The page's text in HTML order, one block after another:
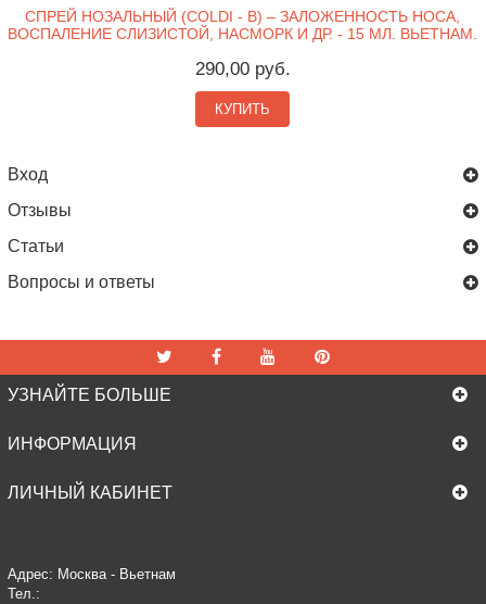
СПРЕЙ НОЗАЛЬНЫЙ (COLDI - B) – ЗАЛОЖЕННОСТЬ НОСА,
ВОСПАЛЕНИЕ СЛИЗИСТОЙ, НАСМОРК И ДР. - 15 МЛ. ВЬЕТНАМ.
290,00 руб.
КУПИТЬ
Вход
Отзывы
Статьи
Вопросы и ответы
УЗНАЙТЕ БОЛЬШЕ
ИНФОРМАЦИЯ
ЛИЧНЫЙ КАБИНЕТ
Адрес: Москва - Вьетнам
Тел.: